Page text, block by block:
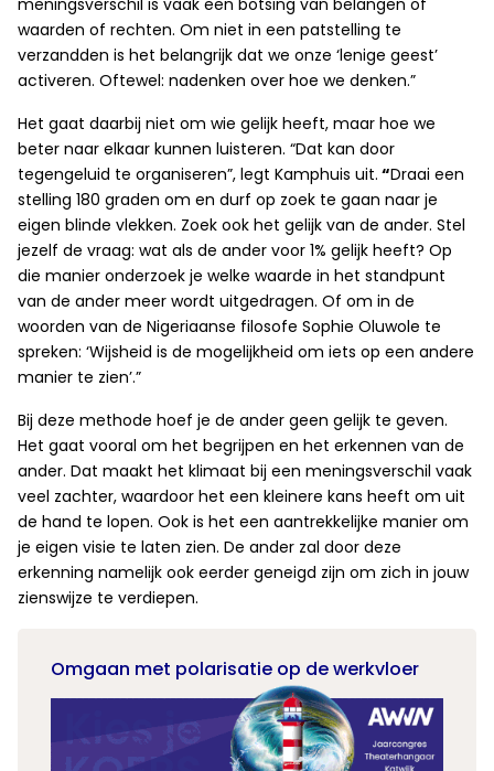
meningsverschil is vaak een botsing van belangen of
waarden of rechten. Om niet in een patstelling te
verzandden is het belangrijk dat we onze ‘lenige geest’
activeren. Oftewel: nadenken over hoe we denken.”
Het gaat daarbij niet om wie gelijk heeft, maar hoe we
beter naar elkaar kunnen luisteren. “Dat kan door
tegengeluid te organiseren”, legt Kamphuis uit. “Draai een
stelling 180 graden om en durf op zoek te gaan naar je
eigen blinde vlekken. Zoek ook het gelijk van de ander. Stel
jezelf de vraag: wat als de ander voor 1% gelijk heeft? Op
die manier onderzoek je welke waarde in het standpunt
van de ander meer wordt uitgedragen. Of om in de
woorden van de Nigeriaanse filosofe Sophie Oluwole te
spreken: ‘Wijsheid is de mogelijkheid om iets op een andere
manier te zien’.”
Bij deze methode hoef je de ander geen gelijk te geven.
Het gaat vooral om het begrijpen en het erkennen van de
ander. Dat maakt het klimaat bij een meningsverschil vaak
veel zachter, waardoor het een kleinere kans heeft om uit
de hand te lopen. Ook is het een aantrekkelijke manier om
je eigen visie te laten zien. De ander zal door deze
erkenning namelijk ook eerder geneigd zijn om zich in jouw
zienswijze te verdiepen.
Omgaan met polarisatie op de werkvloer